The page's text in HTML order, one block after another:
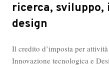
ricerca, sviluppo,
design
Il credito d’imposta per
Innovazione tecnologica e